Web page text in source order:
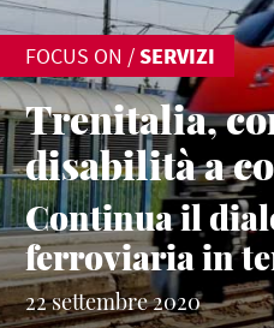
FOCUS ON /SERVIZI
Trenitalia,
disabilità a
Continua il
ferroviaria in
22 settembre 2020